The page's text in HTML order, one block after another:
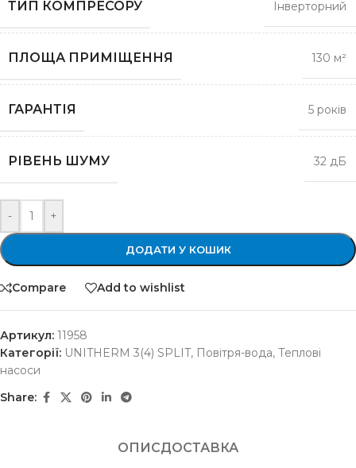
ТИП КОМПРЕСОРУ Інверторний
ПЛОЩА ПРИМІЩЕННЯ 130 м²
ГАРАНТІЯ 5 років
РІВЕНЬ ШУМУ 32 дБ
- +
ДОДАТИ У КОШИК
Compare Add to wishlist
Артикул: 11958
Категорії: UNITHERM 3(4) SPLIT, Повітря-вода, Теплові
насоси
Share:
ОПИСДОСТАВКА